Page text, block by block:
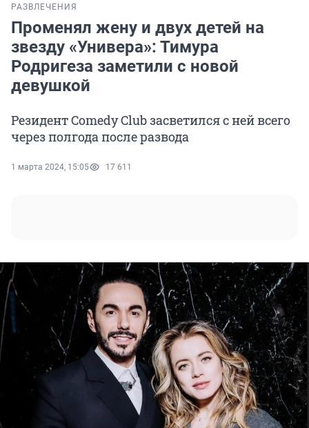
РАЗВЛЕЧЕНИЯ
Променял жену и двух детей на
звезду «Универа»: Тимура
Родригеза заметили с новой
девушкой
Резидент Comedy Club засветился с ней всего
через полгода после развода
1 марта 2024, 15:05 17 611